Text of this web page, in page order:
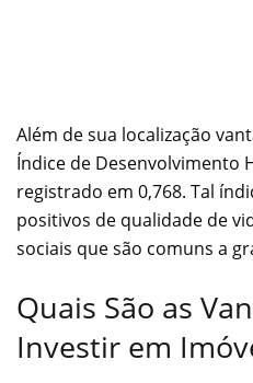
Além de sua localização
Índice de Desenvolvimento
registrado em 0,768. Tal
positivos de qualidade de
sociais que são comuns a
Quais São as
Investir em